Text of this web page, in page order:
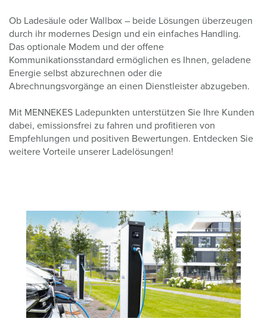
Ob Ladesäule oder Wallbox – beide Lösungen überzeugen
durch ihr modernes Design und ein einfaches Handling.
Das optionale Modem und der offene
Kommunikationsstandard ermöglichen es Ihnen, geladene
Energie selbst abzurechnen oder die
Abrechnungsvorgänge an einen Dienstleister abzugeben.
Mit MENNEKES Ladepunkten unterstützen Sie Ihre Kunden
dabei, emissionsfrei zu fahren und profitieren von
Empfehlungen und positiven Bewertungen. Entdecken Sie
weitere Vorteile unserer Ladelösungen!